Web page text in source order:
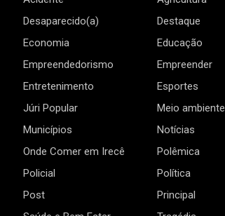
Desaparecido(a)
Destaque
Economia
Educação
Empreendedorismo
Empreender
Entretenimento
Esportes
Júri Popular
Meio ambiente
Municípios
Notícias
Onde Comer em Irecê
Polêmica
Policial
Política
Post
Principal